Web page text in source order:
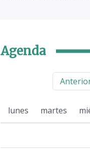
Agenda
lunes martes